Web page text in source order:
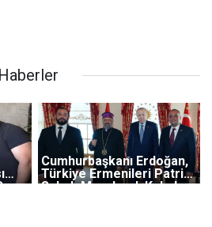
Cumhurbaşkanı Erdoğan,
Türkiye Ermenileri Patriği
Sahak Maşalyan'ı Kabul